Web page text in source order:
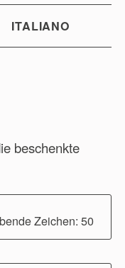
ITALIANO
beschenkte
Zeichen: 50